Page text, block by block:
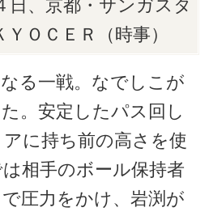
日、京都・サンガスタ
ＯＣＥＲ（時事）
る一戦。なでしこが
。安定したパス回し
に持ち前の高さを使
相手のボール保持者
圧力をかけ、岩渕が